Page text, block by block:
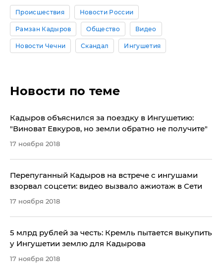
Происшествия Новости России
Рамзан Кадыров Общество Видео
Новости Чечни Скандал Ингушетия
Новости по теме
​Кадыров объяснился за поездку в Ингушетию:
"Виноват Евкуров, но земли обратно не получите"
17 ноября 2018
Перепуганный Кадыров на встрече с ингушами
взорвал соцсети: видео вызвало ажиотаж в Сети
17 ноября 2018
​5 млрд рублей за честь: Кремль пытается выкупить
у Ингушетии землю для Кадырова
17 ноября 2018